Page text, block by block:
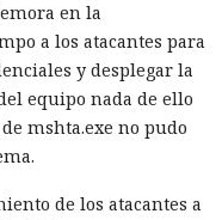
en la
a los atacantes para
y desplegar la
equipo nada de ello
mshta.exe no pudo
de los atacantes a